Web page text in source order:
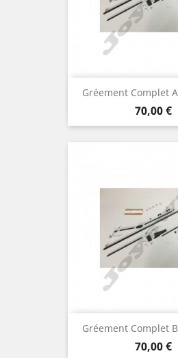
Gréement Complet
Prix
70,00 €
Gréement Complet
Prix
70,00 €